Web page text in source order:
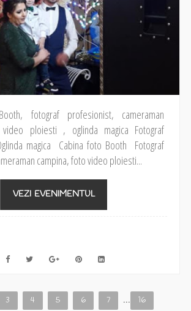
fotograf profesionist, cameraman
ploiesti , oglinda magica Fotograf
magica Cabina foto Booth Fotograf
campina, foto video ploiesti...
VEZI EVENIMENTUL
3 4 5 6 7 ... 16